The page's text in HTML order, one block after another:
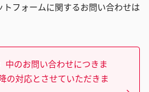
フォームに関するお問い合わせは
のお問い合わせにつきま
の対応とさせていただきま